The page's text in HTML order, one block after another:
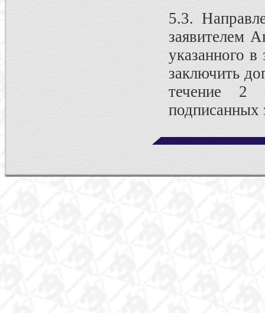
5.3.
заявителем
указанного в
заключить
течение 2
подписанных